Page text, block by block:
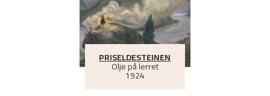
PRISELDESTEINEN
Olje på lerret
1924